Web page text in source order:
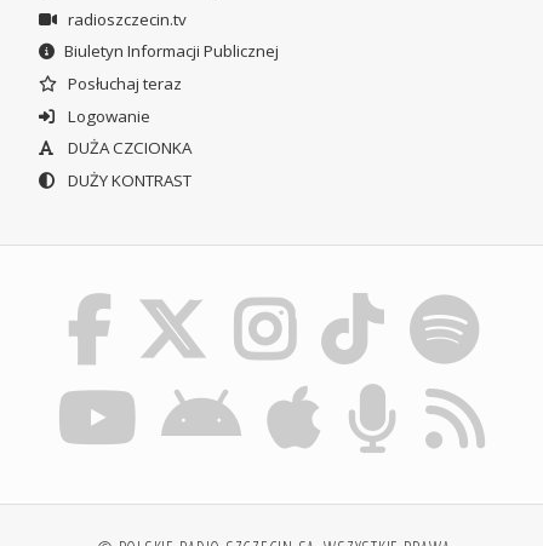
radioszczecin.tv
Biuletyn Informacji Publicznej
Posłuchaj teraz
Logowanie
DUŻA CZCIONKA
DUŻY KONTRAST